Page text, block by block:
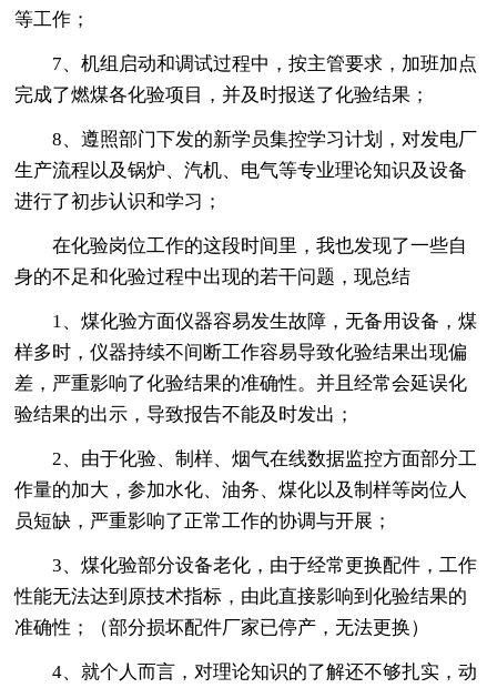
等工作；
7、机组启动和调试过程中，按主管要求，加班加点
完成了燃煤各化验项目，并及时报送了化验结果；
8、遵照部门下发的新学员集控学习计划，对发电厂
生产流程以及锅炉、汽机、电气等专业理论知识及设备
进行了初步认识和学习；
在化验岗位工作的这段时间里，我也发现了一些自
身的不足和化验过程中出现的若干问题，现总结
1、煤化验方面仪器容易发生故障，无备用设备，煤
样多时，仪器持续不间断工作容易导致化验结果出现偏
差，严重影响了化验结果的准确性。并且经常会延误化
验结果的出示，导致报告不能及时发出；
2、由于化验、制样、烟气在线数据监控方面部分工
作量的加大，参加水化、油务、煤化以及制样等岗位人
员短缺，严重影响了正常工作的协调与开展；
3、煤化验部分设备老化，由于经常更换配件，工作
性能无法达到原技术指标，由此直接影响到化验结果的
准确性；（部分损坏配件厂家已停产，无法更换）
4、就个人而言，对理论知识的了解还不够扎实，动